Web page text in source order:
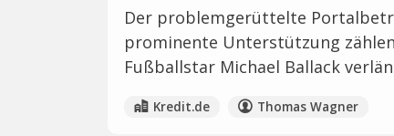
Der problemgerüttelte
prominente Unterstützung
Fußballstar Michael Ballack
Kredit.de Thomas Wagner